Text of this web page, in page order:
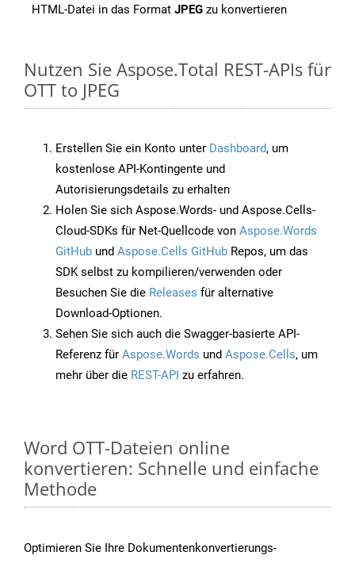
HTML-Datei in das Format JPEG zu konvertieren
Nutzen Sie Aspose.Total REST-APIs für
OTT to JPEG
Erstellen Sie ein Konto unter Dashboard, um
kostenlose API-Kontingente und
Autorisierungsdetails zu erhalten
Holen Sie sich Aspose.Words- und Aspose.Cells-
Cloud-SDKs für Net-Quellcode von Aspose.Words
GitHub und Aspose.Cells GitHub Repos, um das
SDK selbst zu kompilieren/verwenden oder
Besuchen Sie die Releases für alternative
Download-Optionen.
Sehen Sie sich auch die Swagger-basierte API-
Referenz für Aspose.Words und Aspose.Cells, um
mehr über die REST-API zu erfahren.
Word OTT-Dateien online
konvertieren: Schnelle und einfache
Methode
Optimieren Sie Ihre Dokumentenkonvertierungs-